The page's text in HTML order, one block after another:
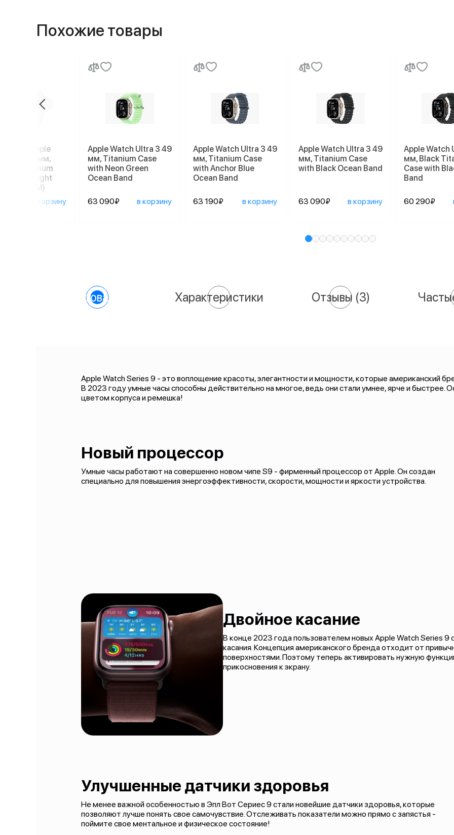
Похожие товары
часы Apple
SE 3 40 мм,
Aluminum
with Starlight
Band (S/M)
в корзину
Apple Watch Ultra 3 49
мм, Titanium Case
with Neon Green
Ocean Band
63 090₽ в корзину
Apple Watch Ultra 3 49
мм, Titanium Case
with Anchor Blue
Ocean Band
63 190₽ в корзину
Apple Watch Ultra 3 49
мм, Titanium Case
with Black Ocean Band
63 090₽ в корзину
Apple Watch
мм, Black
Case with
Band
60 290₽
О товаре Характеристики Отзывы (3)
Apple Watch Series 9 - это воплощение красоты, элегантности и мощности, которые американский
В 2023 году умные часы способны действительно на многое, ведь они стали умнее, ярче и быстрее.
цветом корпуса и ремешка!
Новый процессор
Умные часы работают на совершенно новом чипе S9 - фирменный процессор от Apple. Он создан
специально для повышения энергоэффективности, скорости, мощности и яркости устройства.
Двойное касание
В конце 2023 года пользователем новых Apple Watch Series 9
касания. Концепция американского бренда отходит от
поверхностями. Поэтому теперь активировать нужную
прикосновения к экрану.
Улучшенные датчики здоровья
Не менее важной особенностью в Эпл Вот Сериес 9 стали новейшие датчики здоровья, которые
позволяют лучше понять свое самочувствие. Отслеживать показатели можно прямо с запястья -
поймите свое ментальное и физическое состояние!